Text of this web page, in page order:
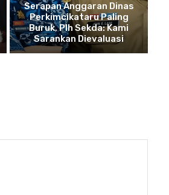
Serapan Anggaran Dinas
Perkimcikataru Paling
Buruk, Plh Sekda: Kami
Sarankan Dievaluasi